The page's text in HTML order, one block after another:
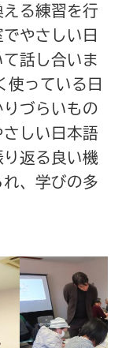
る練習を行
やさしい日
話し合いま
使っている日
づらいもの
しい日本語
返る良い機
、学びの多